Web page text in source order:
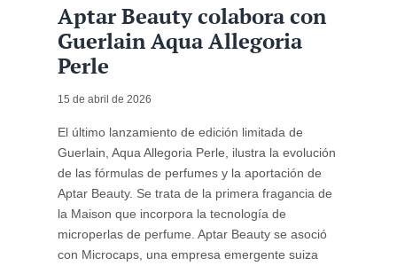
Aptar Beauty colabora con
Guerlain Aqua Allegoria
Perle
15 de abril de 2026
El último lanzamiento de edición limitada de
Guerlain, Aqua Allegoria Perle, ilustra la evolución
de las fórmulas de perfumes y la aportación de
Aptar Beauty. Se trata de la primera fragancia de
la Maison que incorpora la tecnología de
microperlas de perfume. Aptar Beauty se asoció
con Microcaps, una empresa emergente suiza